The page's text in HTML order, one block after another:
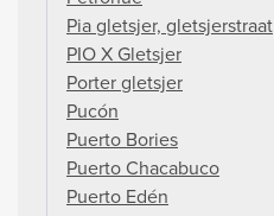
Pia gletsjer, gletsjerstraat
PIO X Gletsjer
Porter gletsjer
Pucón
Puerto Bories
Puerto Chacabuco
Puerto Edén